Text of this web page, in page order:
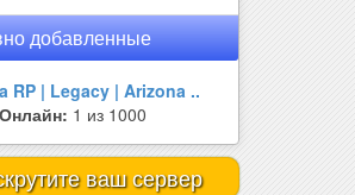
добавленные
RP | Legacy | Arizona ..
Онлайн: 1 из 1000
ваш сервер